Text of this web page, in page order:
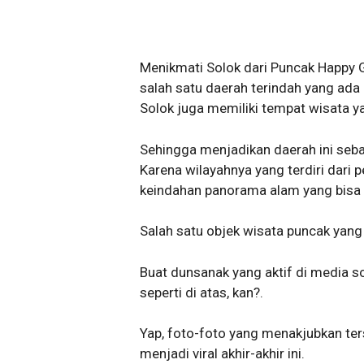
Menikmati Solok dari Puncak Happy
salah satu daerah terindah yang
Solok juga memiliki tempat wisata
Sehingga menjadikan daerah ini
Karena wilayahnya yang terdiri dari
keindahan panorama alam yang
Salah satu objek wisata puncak
Buat dunsanak yang aktif di media
seperti di atas, kan?.
Yap, foto-foto yang menakjubkan
menjadi viral akhir-akhir ini.